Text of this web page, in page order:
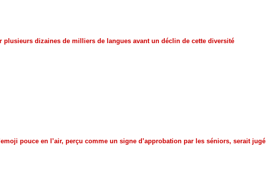
plusieurs dizaines de milliers de langues avant un déclin de cette diversité
pouce en l’air, perçu comme un signe d’approbation par les séniors, serait jugé